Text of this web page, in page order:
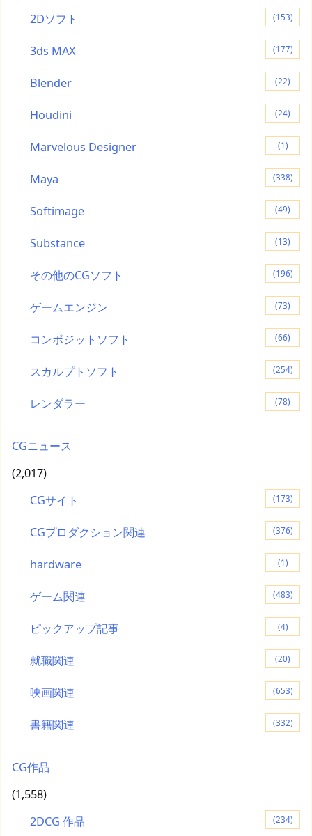
2Dソフト
(153)
3ds MAX (177)
Blender (22)
Houdini (24)
Marvelous Designer (1)
Maya (338)
Softimage (49)
Substance (13)
その他のCGソフト (196)
ゲームエンジン (73)
コンポジットソフト (66)
スカルプトソフト (254)
レンダラー (78)
CGニュース
(2,017)
CGサイト
(173)
CGプロダクション関連 (376)
hardware (1)
ゲーム関連 (483)
ピックアップ記事 (4)
就職関連 (20)
映画関連 (653)
書籍関連 (332)
CG作品
(1,558)
2DCG 作品
(234)